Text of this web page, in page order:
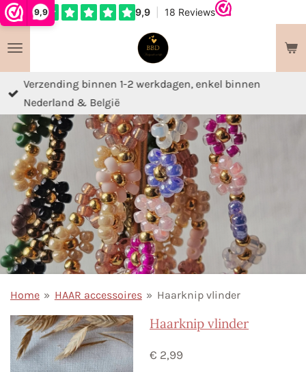
9,9
Ga
naar
de
hoofdinhoud
Verzending binnen 1-2 werkdagen, enkel binnen
Nederland & België
Home » HAAR accessoires » Haarknip vlinder
Haarknip vlinder
€ 2,99